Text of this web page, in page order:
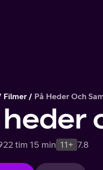
Filmer På Heder Och
heder
2 tim 15 min 11+ 7.8